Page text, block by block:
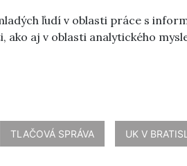
ľudí v oblasti práce s
aj v oblasti analytického
TLAČOVÁ SPRÁVA UK V